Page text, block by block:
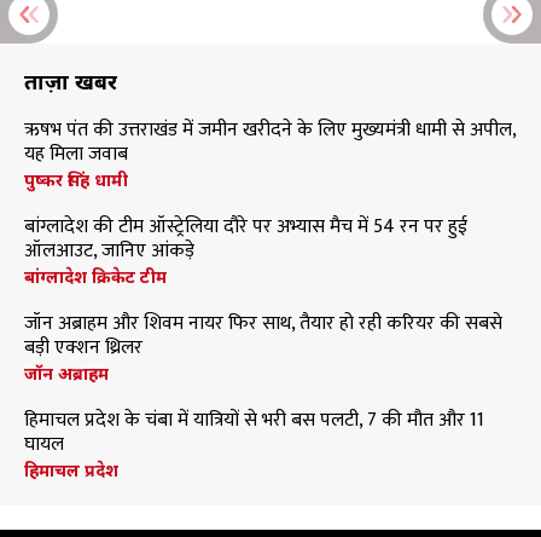
ताज़ा खबरें
ऋषभ पंत की उत्तराखंड में जमीन खरीदने के लिए मुख्यमंत्री धामी से अपील,
यह मिला जवाब
पुष्कर सिंह धामी
बांग्लादेश की टीम ऑस्ट्रेलिया दौरे पर अभ्यास मैच में 54 रन पर हुई
ऑलआउट, जानिए आंकड़े
बांग्लादेश क्रिकेट टीम
जॉन अब्राहम और शिवम नायर फिर साथ, तैयार हो रही करियर की सबसे
बड़ी एक्शन थ्रिलर
जॉन अब्राहम
हिमाचल प्रदेश के चंबा में यात्रियों से भरी बस पलटी, 7 की मौत और 11
घायल
हिमाचल प्रदेश